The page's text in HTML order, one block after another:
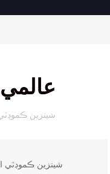
شينزين
شينزين ڪموڊٽي